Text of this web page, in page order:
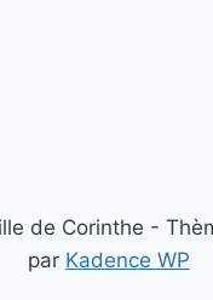
de Corinthe -
par Kadence WP